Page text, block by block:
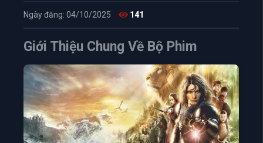
Ngày đăng: 04/10/2025 141
Giới Thiệu Chung Về Bộ Phim